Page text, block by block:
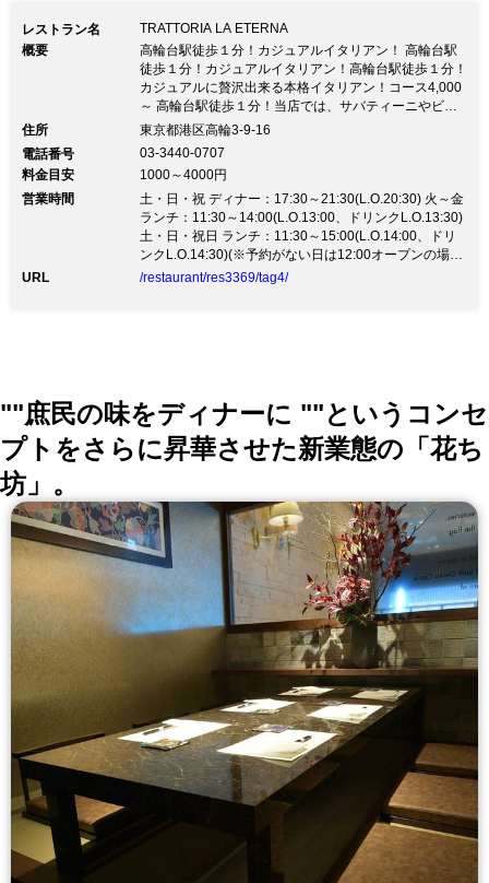
レストラン名
TRATTORIA LA ETERNA
概要
高輪台駅徒歩１分！カジュアルイタリアン！ 高輪台駅
徒歩１分！カジュアルイタリアン！高輪台駅徒歩１分！
カジュアルに贅沢出来る本格イタリアン！コース4,000
～ 高輪台駅徒歩１分！当店では、サバティーニやビス
ボッチャなど 都内有名イタリアンで料理長を勤めたシ
材も宮崎和牛や九州直送鮮魚、駿河湾のアカザエビな
ど、こだわり食材を贅沢に 使用しています。 ２階はゆ
ったり座れるレストランとして。１階は気軽に立ち寄れ
るBARスペースとして お席を御用意しています。 ご家
族、ご友人とお気軽にお越し下さい。
住所
東京都港区高輪3-9-16
電話番号
03-3440-0707
料金目安
1000～4000円
営業時間
土・日・祝 ディナー：17:30～21:30(L.O.20:30) 火～金
ランチ：11:30～14:00(L.O.13:00、ドリンクL.O.13:30)
土・日・祝日 ランチ：11:30～15:00(L.O.14:00、ドリ
ンクL.O.14:30)(※予約がない日は12:00オープンの場合
がございます。御確認下さい。 ※ランチタイム終了次
8/3〜8/31迄の営業時間を短縮します。)
URL /restaurant/res3369/tag4/
""庶民の味をディナーに ""というコンセ
プトをさらに昇華させた新業態の「花ち
坊」。